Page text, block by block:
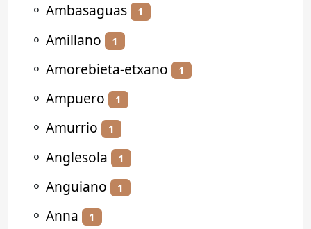
⚬ Ambasaguas 1
⚬ Amillano 1
⚬ Amorebieta-etxano 1
⚬ Ampuero 1
⚬ Amurrio 1
⚬ Anglesola 1
⚬ Anguiano 1
⚬ Anna 1